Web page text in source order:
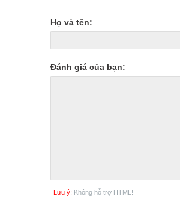
Họ và tên:
Đánh giá của bạn:
Lưu ý: Không hỗ trợ HTML!